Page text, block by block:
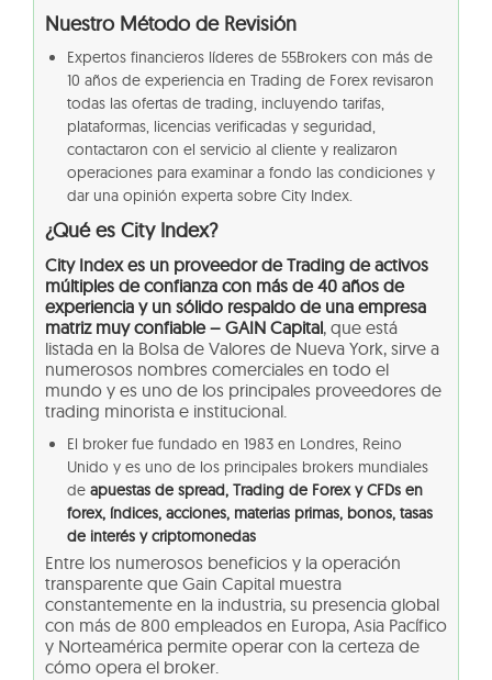
Nuestro Método de Revisión
Expertos financieros líderes de 55Brokers con más de
10 años de experiencia en Trading de Forex revisaron
todas las ofertas de trading, incluyendo tarifas,
plataformas, licencias verificadas y seguridad,
contactaron con el servicio al cliente y realizaron
operaciones para examinar a fondo las condiciones y
dar una opinión experta sobre City Index.
¿Qué es City Index?
City Index es un proveedor de Trading de activos
múltiples de confianza con más de 40 años de
experiencia y un sólido respaldo de una empresa
matriz muy confiable – GAIN Capital, que está
listada en la Bolsa de Valores de Nueva York, sirve a
numerosos nombres comerciales en todo el
mundo y es uno de los principales proveedores de
trading minorista e institucional.
El broker fue fundado en 1983 en Londres, Reino
Unido y es uno de los principales brokers mundiales
de apuestas de spread, Trading de Forex y CFDs en
forex, índices, acciones, materias primas, bonos, tasas
de interés y criptomonedas
Entre los numerosos beneficios y la operación
transparente que Gain Capital muestra
constantemente en la industria, su presencia global
con más de 800 empleados en Europa, Asia Pacífico
y Norteamérica permite operar con la certeza de
cómo opera el broker.